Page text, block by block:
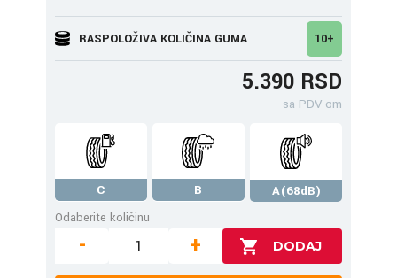
RASPOLOŽIVA KOLIČINA GUMA 10+
5.390 RSD
sa PDV-om
C B
A(68dB)
Odaberite količinu
- +